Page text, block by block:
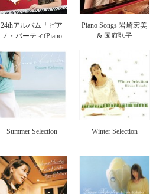
24thアルバム「ピア
ノ・パーティ(Piano
Piano Songs 岩崎宏美
& 国府弘子
Summer Selection Winter Selection